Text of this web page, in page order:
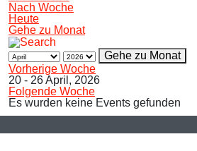
Nach Woche
Heute
Gehe zu Monat
Gehe zu Monat
Vorherige Woche
20 - 26 April, 2026
Folgende Woche
Es wurden keine Events gefunden